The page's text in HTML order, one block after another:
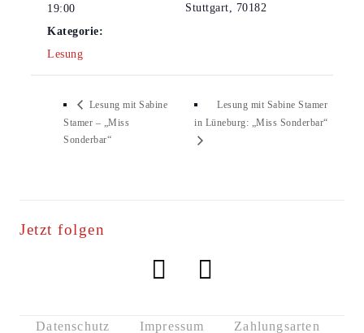
19:00
Kategorie:
Lesung
Stuttgart, 70182
Lesung mit Sabine
Stamer – „Miss
Sonderbar“
Lesung mit Sabine Stamer
in Lüneburg: „Miss Sonderbar“
Jetzt folgen
Datenschutz Impressum Zahlungsarten